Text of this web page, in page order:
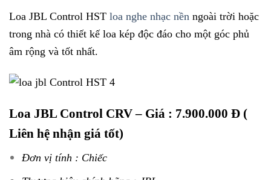
Loa JBL Control HST loa nghe nhạc nền ngoài trời hoặc
trong nhà có thiết kế loa kép độc đáo cho một góc phủ
âm rộng và tốt nhất.
Loa JBL Control CRV– Giá : 7.900.000 Đ (
Liên hệ nhận giá tốt)
Đơn vị tính : Chiếc